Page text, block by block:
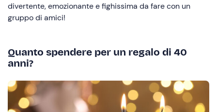
divertente, emozionante e fighissima da fare con un
gruppo di amici!
Quanto spendere per un regalo di 40
anni?